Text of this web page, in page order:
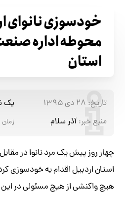
خودسوزی نانوای
محوطه اداره
استان
تاریخ: ۲۸ دی ۱۳۹۵
یک
منبع خبر: آذر سلام
چهار روز پیش یک مرد نانوا در
استان اردبیل اقدام به خودسوزی
هیچ واکنشی از هیچ مسئولی در